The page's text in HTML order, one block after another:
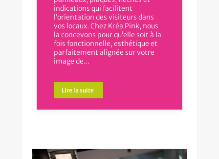
indications qui facilitent
l’orientation des visiteurs dans
vos locaux. Chez Kréa Pink, nous
la concevons pour qu’elle soit à la
fois fonctionnelle, esthétique et
parfaitement alignée sur votre
image de...
Lire la suite